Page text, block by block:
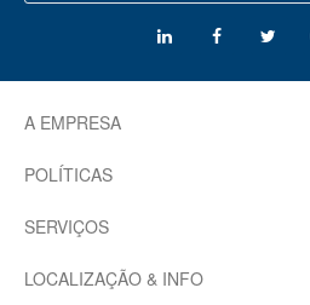
A EMPRESA
POLÍTICAS
SERVIÇOS
LOCALIZAÇÃO & INFO